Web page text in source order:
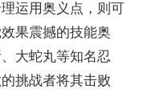
运用奥义点，则可
果震撼的技能奥
大蛇丸等知名忍
挑战者将其击败